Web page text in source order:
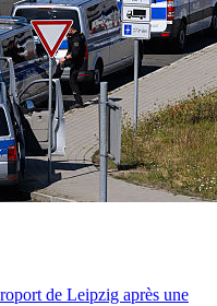
de Leipzig après une